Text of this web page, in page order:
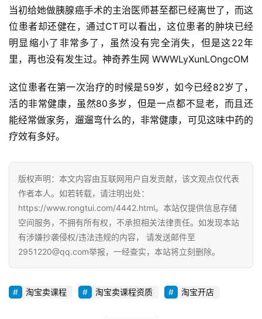
页
自
媒
优
化
A
观
当初给她做胰腺癌手术的主治医师甚至都已经离世了，而这
位患者却还健在，通过CT可以看出，这位患者的肿块已经
明显缩小了非常多了，虽然没有完全消失，但是这22年
里，再也没有发生过。神奇养生网 WWWLyXunLOngcOM
这位患者在第一次治疗的时候是59岁，如今已经82岁了，
活的非常健康，虽然80多岁，但是一点都不显老，而且还
能经常做家务，遛遛弯什么的，非常健康，可见这味中药的
疗效有多好。
版权声明：本文内容由互联网用户自发贡献，该文观点仅代表
作者本人。如若转载，请注明出处：
https://www.rongtui.com/4442.html。本站仅提供信息存储
空间服务，不拥有所有权，不承担相关法律责任。如发现本站
有涉嫌抄袭侵权/违法违规的内容， 请发送邮件至
2951220@qq.com举报，一经查实，本站将立刻删除。
淘宝卖课程 淘宝卖课程资质 淘宝开店